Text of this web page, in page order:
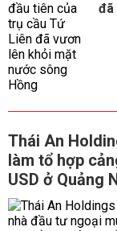
đã
Thái An
làm tổ hợp
USD ở Quảng